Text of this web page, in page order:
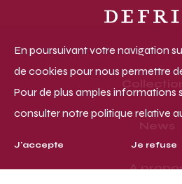
A
En poursuivant votre navigation
de cookies pour nous permettre
Pour de plus amples informations
consulter notre politique relative
J'accepte Je refuse